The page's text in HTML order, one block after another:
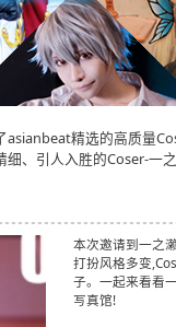
精选的高质量
、引人入胜的Coser-一
本次邀请到一之
打扮风格多变
子。一起来看看
写真馆!